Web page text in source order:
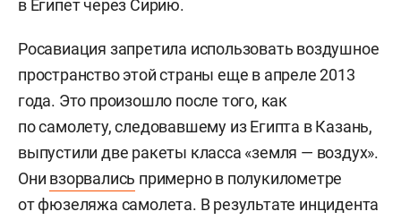
в Египет через Сирию.
Росавиация запретила использовать воздушное
пространство этой страны еще в апреле 2013
года. Это произошло после того, как
по самолету, следовавшему из Египта в Казань,
выпустили две ракеты класса «земля — воздух».
Они взорвались примерно в полукилометре
от фюзеляжа самолета. В результате инцидента